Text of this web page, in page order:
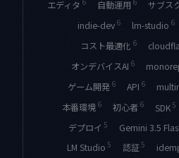
エディタ 自動運用 サブス
indie-dev 6 lm-studio 6
コスト最適化 6
オンデバイスAI 6
ゲーム開発 6 API 6
本番環境 6 初心者 6 SDK 5
デプロイ 5 Gemini 3.5
LM Studio 5 認証 5